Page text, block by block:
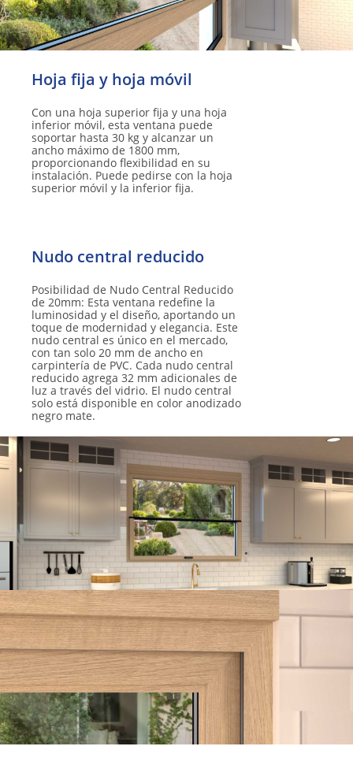
Hoja fija y hoja móvil
Con una hoja superior fija y una hoja
inferior móvil, esta ventana puede
soportar hasta 30 kg y alcanzar un
ancho máximo de 1800 mm,
proporcionando flexibilidad en su
instalación. Puede pedirse con la hoja
superior móvil y la inferior fija.
Posibilidad de Nudo Central Reducido
de 20mm: Esta ventana redefine la
luminosidad y el diseño, aportando un
toque de modernidad y elegancia. Este
nudo central es único en el mercado,
con tan solo 20 mm de ancho en
carpintería de PVC. Cada nudo central
reducido agrega 32 mm adicionales de
luz a través del vidrio. El nudo central
solo está disponible en color anodizado
negro mate.